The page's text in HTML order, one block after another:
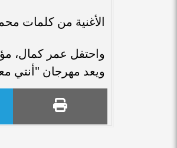
الأغنية من كلمات
ويعد مهرجان "أنتي